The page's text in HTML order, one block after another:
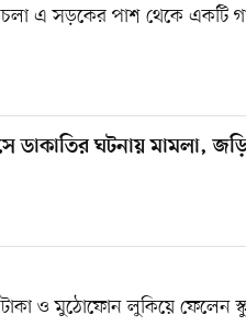
এ সড়কের পাশ থেকে একটি
ডাকাতির ঘটনায় মামলা,
ও মুঠোফোন লুকিয়ে ফেলেন